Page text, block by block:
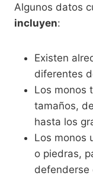
Algunos datos
incluyen:
Existen
diferentes
Los monos
tamaños,
hasta los
Los monos
o piedras,
defenderse